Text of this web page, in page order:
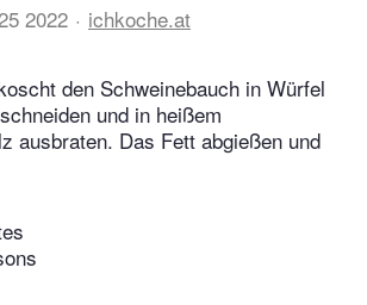
2022 ichkoche.at
den Schweinebauch in Würfel
und in heißem
ausbraten. Das Fett abgießen und